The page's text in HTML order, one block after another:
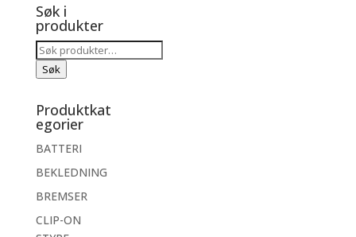
Søk i
produkter
Søk
etter:
Søk
Produktkat
egorier
BATTERI
BEKLEDNING
BREMSER
CLIP-ON